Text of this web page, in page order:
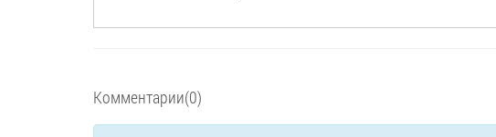
Комментарии(0)